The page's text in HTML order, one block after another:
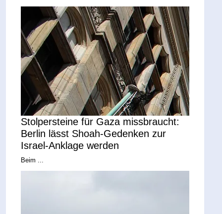
Stolpersteine für Gaza missbraucht:
Berlin lässt Shoah-Gedenken zur
Israel-Anklage werden
Beim ...